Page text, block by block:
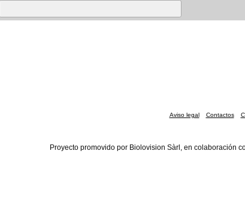
Aviso legal Contactos
Proyecto promovido por Biolovision Sàrl, en colaboración